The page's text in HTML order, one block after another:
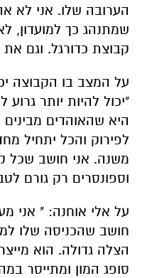
הערובה שלו. אני לא
שמתנהג כך למועדון,
קבוצת כדורגל. וגם
על המצב בו הקבוצה
"יכול להיות יותר גרוע
היא שהאוהדים
לפירוק והכל יתחיל
משנה. אני חושב שכל
וספונסרים רק גורם
על אלי אוחנה: " אני
חושב שהכניסה שלו
הצלה גדולה. הוא
סופג המון ומתייסר